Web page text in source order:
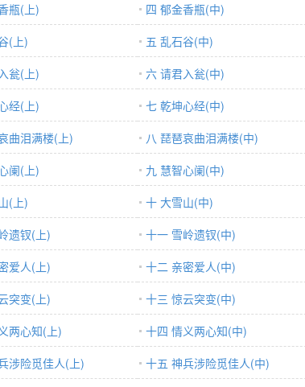
瓶(上)
四 郁金香瓶(中)
(上)
五 乱石谷(中)
瓮(上)
六 请君入瓮(中)
经(上)
七 乾坤心经(中)
曲泪满楼(上)
八 琵琶哀曲泪满楼(中)
阑(上)
九 慧智心阑(中)
(上)
十 大雪山(中)
遗钗(上)
十一 雪岭遗钗(中)
爱人(上)
十二 亲密爱人(中)
突变(上)
十三 惊云突变(中)
两心知(上)
十四 情义两心知(中)
涉险觅佳人(上)
十五 神兵涉险觅佳人(中)